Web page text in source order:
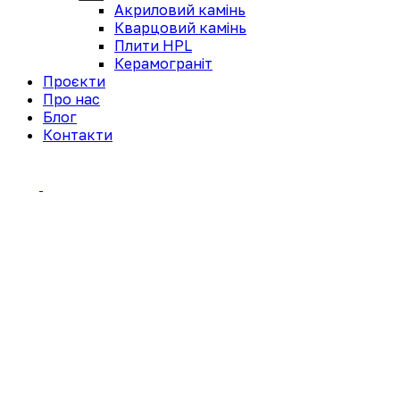
Акриловий камінь
Кварцовий камінь
Плити HPL
Керамограніт
Проєкти
Про нас
Блог
Контакти